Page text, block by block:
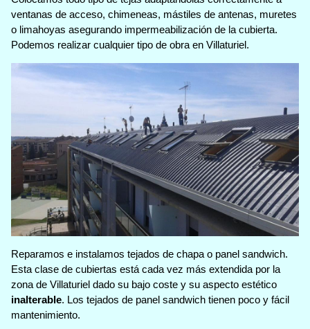
ventanas de acceso, chimeneas, mástiles de antenas, muretes
o limahoyas asegurando impermeabilización de la cubierta.
Podemos realizar cualquier tipo de obra en Villaturiel.
Reparamos e instalamos tejados de chapa o panel sandwich.
Esta clase de cubiertas está cada vez más extendida por la
zona de Villaturiel dado su bajo coste y su aspecto estético
inalterable. Los tejados de panel sandwich tienen poco y fácil
mantenimiento.